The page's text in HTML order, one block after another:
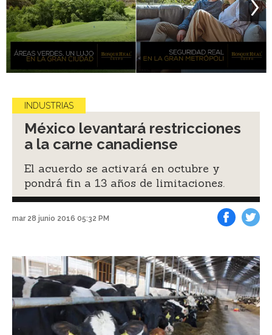
INDUSTRIAS
México levantará restricciones
a la carne canadiense
El acuerdo se activará en octubre y
pondrá fin a 13 años de limitaciones.
mar 28 junio 2016 05:32 PM